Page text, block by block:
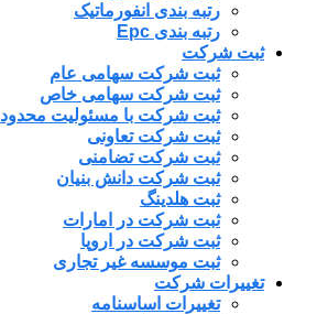
رتبه بندی انفورماتیک
رتبه بندی Epc
ثبت شرکت
ثبت شرکت سهامی عام
ثبت شرکت سهامی خاص
ثبت شرکت با مسئولیت محدود
ثبت شرکت تعاونی
ثبت شرکت تضامنی
ثبت شرکت دانش بنیان
ثبت هلدینگ
ثبت شرکت در امارات
ثبت شرکت در اروپا
ثبت موسسه غیر تجاری
تغییرات شرکت
تغییرات اساسنامه